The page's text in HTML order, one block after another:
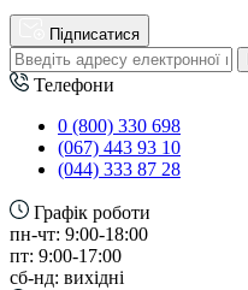
Підписатися
Телефони
0 (800) 330 698
(067) 443 93 10
(044) 333 87 28
Графік роботи
пн-чт: 9:00-18:00
пт: 9:00-17:00
сб-нд: вихідні